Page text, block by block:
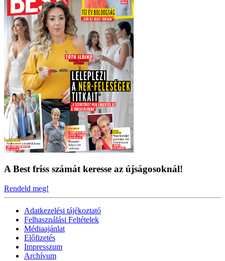
A Best friss számát keresse az újságosoknál!
Rendeld meg!
Adatkezelési tájékoztató
Felhasználási Feltételek
Médiaajánlat
Előfizetés
Impresszum
Archívum